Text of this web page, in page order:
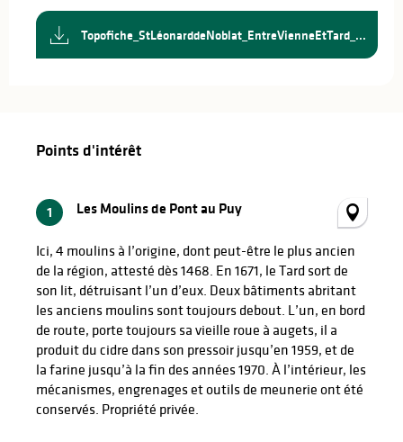
Topofiche_StLéonarddeNoblat_EntreVienneEtTard_...
Points d'intérêt
1 Les Moulins de Pont au Puy
Ici, 4 moulins à l’origine, dont peut-être le plus ancien
de la région, attesté dès 1468. En 1671, le Tard sort de
son lit, détruisant l’un d’eux. Deux bâtiments abritant
les anciens moulins sont toujours debout. L’un, en bord
de route, porte toujours sa vieille roue à augets, il a
produit du cidre dans son pressoir jusqu’en 1959, et de
la farine jusqu’à la fin des années 1970. À l’intérieur, les
mécanismes, engrenages et outils de meunerie ont été
conservés. Propriété privée.